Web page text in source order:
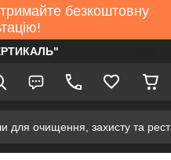
безкоштовну
для очищення, захисту та